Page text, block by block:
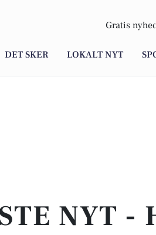
Gratis
DET SKER LOKALT NYT
NYT -